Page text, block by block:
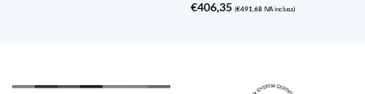
€406,35 (€491,68IVA inclusa)